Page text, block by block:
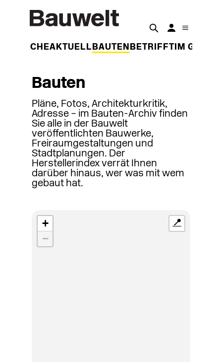
WOCHEAKTUELL BAUTEN BETRIFFT IM
Bauten
Pläne, Fotos, Architekturkritik,
Adresse – im Bauten-Archiv finden
Sie alle in der Bauwelt
veröffentlichten Bauwerke,
Freiraumgestaltungen und
Stadtplanungen. Der
Herstellerindex verrät Ihnen
darüber hinaus, wer was mit wem
gebaut hat.
+
−
📍